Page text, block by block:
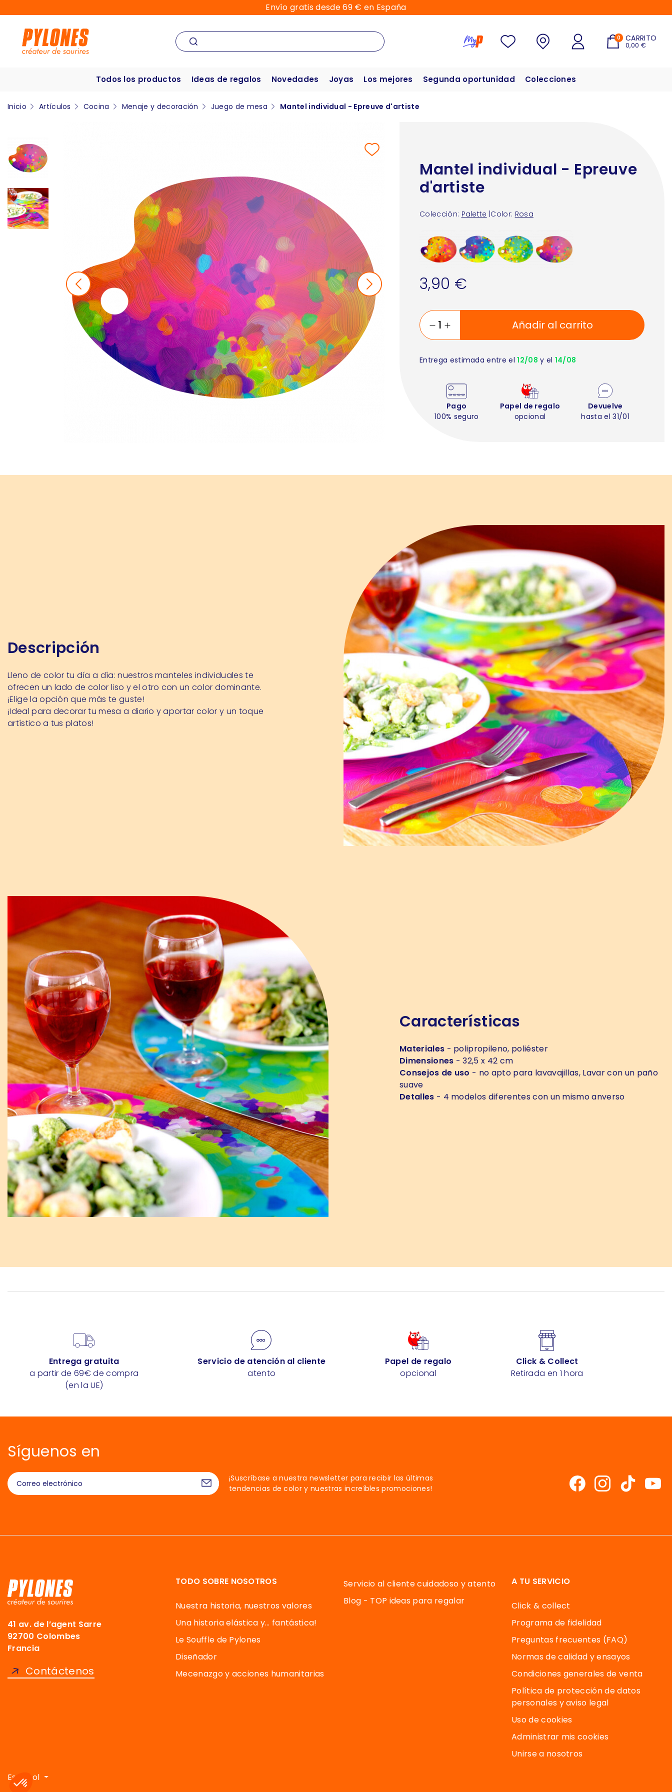
Envío gratis desde 69 € en España
0 CARRITO
0,00 €
Todos los productos Ideas de regalos Novedades Joyas Los mejores Segunda oportunidad Colecciones
Inicio Artículos Cocina Menaje y decoración Juego de mesa Mantel individual - Epreuve d'artiste
Mantel individual - Epreuve
d'artiste
Colección: Palette Color: Rosa
3,90 €
Añadir al carrito
Entrega estimada entre el12/08 y el 14/08
Pago
100% seguro
Papel de regalo
opcional
Devuelve
hasta el 31/01
Descripción
Lleno de color tu día a día: nuestros manteles individuales te
ofrecen un lado de color liso y el otro con un color dominante.
¡Elige la opción que más te guste!
¡Ideal para decorar tu mesa a diario y aportar color y un toque
artístico a tus platos!
Características
Materiales - polipropileno, poliéster
Dimensiones - 32,5 x 42 cm
Consejos de uso - no apto para lavavajillas, Lavar con un paño
suave
Detalles - 4 modelos diferentes con un mismo anverso
Entrega gratuita
a partir de 69€ de compra
(en la UE)
Servicio de atención al cliente
atento
Papel de regalo
opcional
Click & Collect
Retirada en 1 hora
Síguenos en
¡Suscríbase a nuestra newsletter para recibir las últimas
tendencias de color y nuestras increíbles promociones!
41 av. de l’agent Sarre
92700 Colombes
Francia
Contáctenos
TODO SOBRE NOSOTROS
Nuestra historia, nuestros valores
Una historia elástica y… fantástica!
Le Souffle de Pylones
Diseñador
Mecenazgo y acciones humanitarias
Servicio al cliente cuidadoso y atento
Blog - TOP ideas para regalar
A TU SERVICIO
Click & collect
Programa de fidelidad
Preguntas frecuentes (FAQ)
Normas de calidad y ensayos
Condiciones generales de venta
Política de protección de datos
personales y aviso legal
Uso de cookies
Administrar mis cookies
Unirse a nosotros
Español
Nuestra plataforma te permite personalizar y gestionar tus ajustes de privacidad, garantizando el cumplimiento de las regulaciones. Personaliza tus preferencias para controlar